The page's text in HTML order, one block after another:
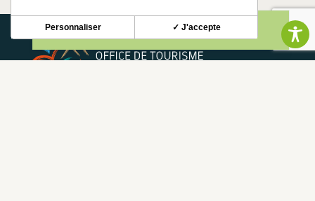
✓ J'accepte
Personnaliser